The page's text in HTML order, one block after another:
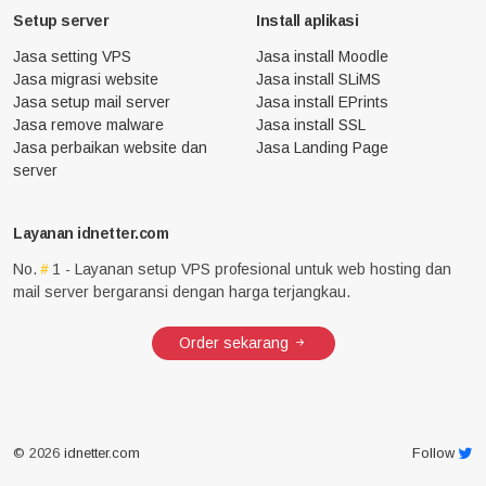
Setup server
Jasa setting VPS
Jasa migrasi website
Jasa setup mail server
Jasa remove malware
Jasa perbaikan website dan
server
Install aplikasi
Jasa install Moodle
Jasa install SLiMS
Jasa install EPrints
Jasa install SSL
Jasa Landing Page
Layanan idnetter.com
No.
1 - Layanan setup VPS profesional untuk web hosting dan
mail server bergaransi dengan harga terjangkau.
Order sekarang
© 2026 idnetter.com Follow